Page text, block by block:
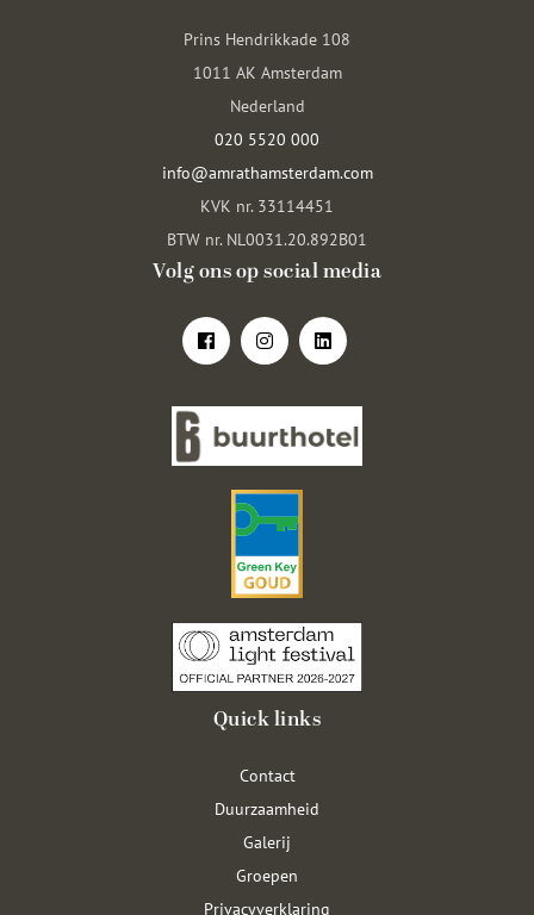
Prins Hendrikkade 108
1011 AK Amsterdam
Nederland
020 5520 000
info@amrathamsterdam.com
KVK nr. 33114451
BTW nr. NL0031.20.892B01
Volg ons op social media
Quick links
Contact
Duurzaamheid
Galerij
Groepen
Privacyverklaring